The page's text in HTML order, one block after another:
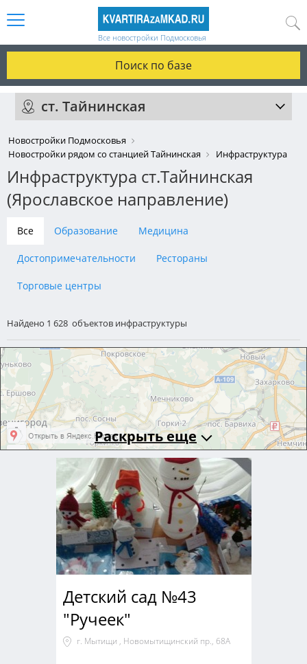
Все новостройки Подмосковья
Поиск по базе
ст. Тайнинская
Новостройки Подмосковья
Новостройки рядом со станцией Тайнинская
Инфраструктура
Инфраструктура ст.Тайнинская
(Ярославское направление)
Все Образование Медицина
Достопримечательности Рестораны
Торговые центры
Найдено 1 628 объектов инфраструктуры
Раскрыть еще
Детский сад №43
"Ручеек"
г. Мытищи , Новомытищинский пр., 68А